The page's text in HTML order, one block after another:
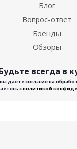
Блог
Вопрос-ответ
Бренды
Обзоры
Будьте всегда в
даете согласие на
сполитикой